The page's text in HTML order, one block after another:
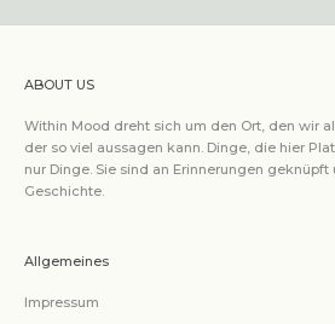
ABOUT US
Within Mood dreht sich um den Ort, den wir
der so viel aussagen kann. Dinge, die hier
nur Dinge. Sie sind an Erinnerungen
Geschichte.
Allgemeines
Impressum